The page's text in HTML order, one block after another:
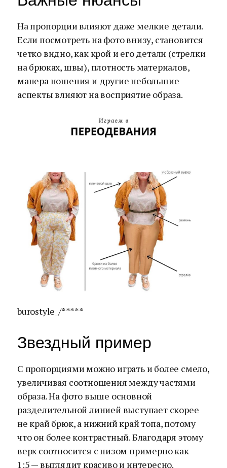
На пропорции влияют даже мелкие детали.
Если посмотреть на фото внизу, становится
четко видно, как крой и его детали (стрелки
на брюках, швы), плотность материалов,
манера ношения и другие небольшие
аспекты влияют на восприятие образа.
burostyle_/*****
Звездный пример
С пропорциями можно играть и более смело,
увеличивая соотношения между частями
образа. На фото выше основной
разделительной линией выступает скорее
не край брюк, а нижний край топа, потому
что он более контрастный. Благодаря этому
верх соотносится с низом примерно как
1:5 — выглядит красиво и интересно.